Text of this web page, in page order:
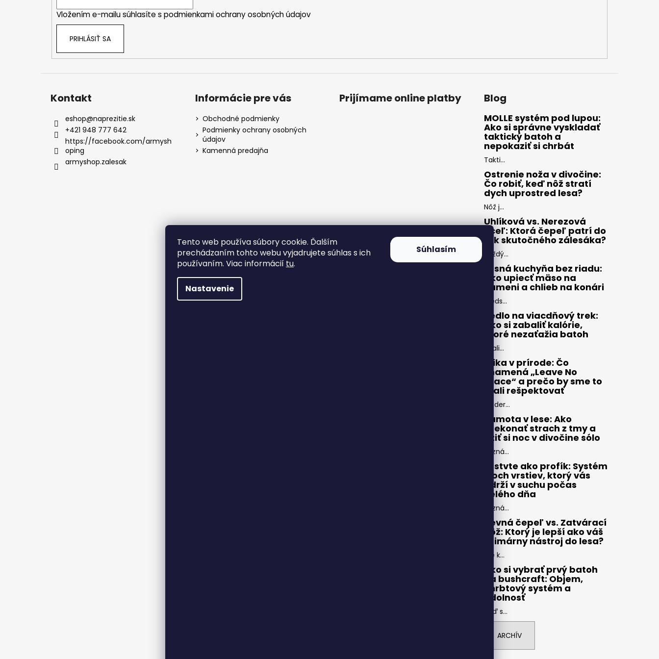
Tento web používa súbory cookie. Ďalším
prechádzaním tohto webu vyjadrujete súhlas s ich
používaním. Viac informácií tu.
Nastavenie
Súhlasím
s
u
Vložením e-mailu súhlasíte s podmienkami ochrany osobných údajov
PRIHLÁSIŤ SA
Kontakt
eshop@naprezitie.sk
+421 948 777 642
https://facebook.com/armysh
oping
armyshop.zalesak
Informácie pre vás
Obchodné podmienky
Podmienky ochrany osobných
údajov
Kamenná predajňa
Prijímame online platby Blog
MOLLE systém pod lupou:
Ako si správne vyskladať
taktický batoh a
nepokaziť si chrbát
Takti...
Ostrenie noža v divočine:
Čo robiť, keď nôž stratí
dych uprostred lesa?
Nôž j...
Uhlíková vs. Nerezová
oceľ: Ktorá čepeľ patrí do
rúk skutočného zálesáka?
Každý...
Lesná kuchyňa bez riadu:
Ako upiecť mäso na
kameni a chlieb na konári
Preds...
Jedlo na viacdňový trek:
Ako si zabaliť kalórie,
ktoré nezaťažia batoh
Zbali...
Etika v prírode: Čo
znamená „Leave No
Trace“ a prečo by sme to
mali rešpektovať
Moder...
Samota v lese: Ako
prekonať strach z tmy a
užiť si noc v divočine sólo
Pozná...
Vrstvte ako profík: Systém
troch vrstiev, ktorý vás
udrží v suchu počas
celého dňa
Pozná...
Pevná čepeľ vs. Zatvárací
nôž: Ktorý je lepší ako váš
primárny nástroj do lesa?
Pre k...
Ako si vybrať prvý batoh
na bushcraft: Objem,
chrbtový systém a
odolnosť
Keď s...
ARCHÍV